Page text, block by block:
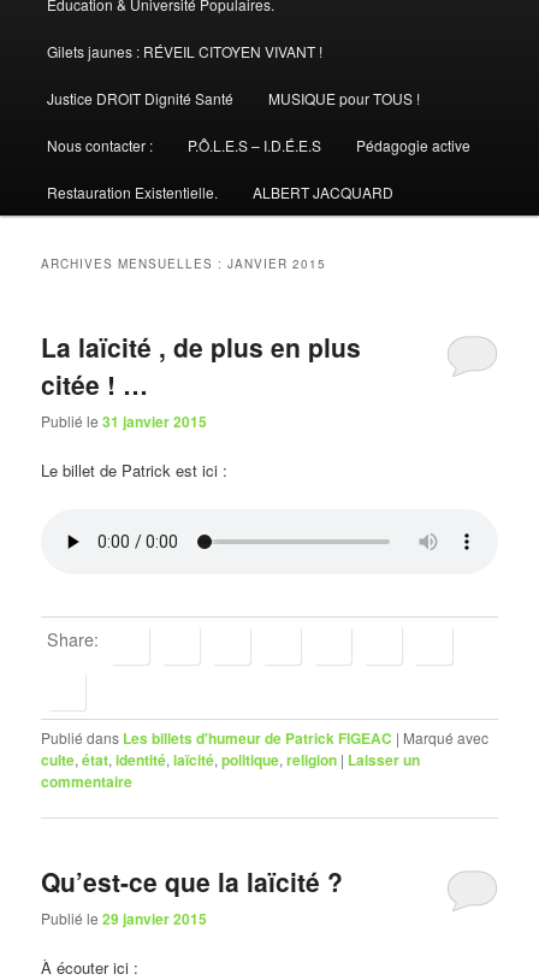
Gilets jaunes : RÉVEIL CITOYEN VIVANT !
Justice DROIT Dignité Santé MUSIQUE pour TOUS !
Nous contacter : P.Ô.L.E.S – I.D.É.E.S Pédagogie active
Restauration Existentielle. ALBERT JACQUARD
ARCHIVES MENSUELLES :JANVIER 2015
La laïcité , de plus en plus
citée ! …
Publié le31 janvier 2015
Le billet de Patrick est ici :
Share:
Publié dans Les billets d'humeur de Patrick FIGEAC | Marqué avec
culte,état,identité,laïcité,politique,religion | Laisser un
commentaire
Qu’est-ce que la laïcité ?
Publié le29 janvier 2015
À écouter ici :